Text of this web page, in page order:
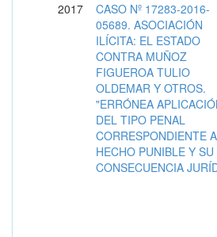
2017
CASO Nº 17283-2016-
05689. ASOCIACIÓN
ILÍCITA: EL ESTADO
CONTRA MUÑOZ
FIGUEROA TULIO
OLDEMAR Y OTROS.
"ERRÓNEA
DEL TIPO PENAL
CORRESPONDIENTE
HECHO PUNIBLE Y SU
CONSECUENCIA